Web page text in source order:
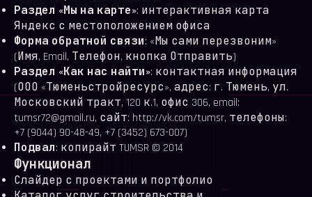
Раздел «Мы на карте»: интерактивная карта
Яндекс с местоположением офиса
Форма обратной связи: «Мы сами перезвоним»
(Имя, Email, Телефон, кнопка Отправить)
Раздел «Как нас найти»: контактная информация
(ООО «Тюменьстройресурс», адрес: г. Тюмень, ул.
Московский тракт, 120 к.1, офис 306, email:
tumsr72@gmail.ru, сайт: http://vk.com/tumsr, телефоны:
+7 (9044) 90-48-49, +7 (3452) 673-007)
Подвал: копирайт TUMSR © 2014
Функционал
Слайдер с проектами и портфолио